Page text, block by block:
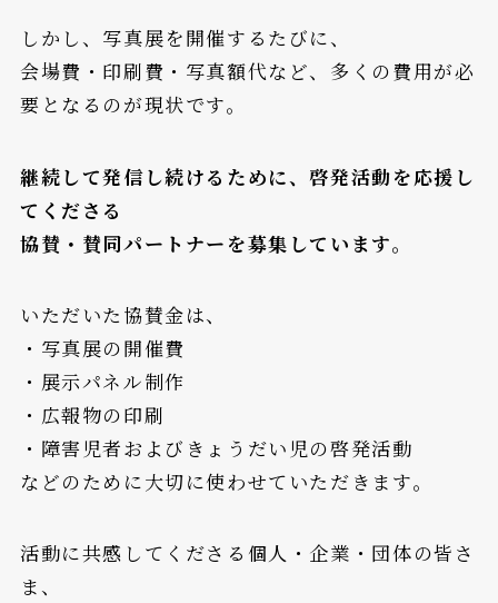
しかし、写真展を開催するたびに、
会場費・印刷費・写真額代など、多くの費用が必
要となるのが現状です。
継続して発信し続けるために、啓発活動を応援し
てくださる
協賛・賛同パートナーを募集しています。
いただいた協賛金は、
・写真展の開催費
・展示パネル制作
・広報物の印刷
・障害児者およびきょうだい児の啓発活動
などのために大切に使わせていただきます。
活動に共感してくださる個人・企業・団体の皆さ
ま、